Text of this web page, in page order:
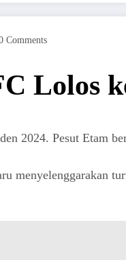
Comments
Lolos
2024. Pesut Etam
menyelenggarakan